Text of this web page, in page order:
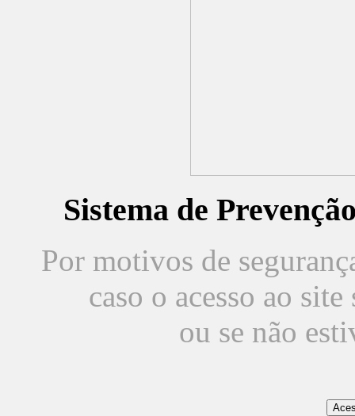
Sistema de
Por motivos de
caso o acesso ao
ou se não